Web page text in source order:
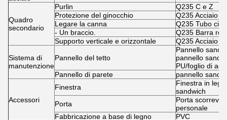
Quadro
secondario
Purlin
Q235 C e Z
Protezione del ginocchio
Q235 Acciaio
Legare la canna
Q235 Tubo
- Un braccio.
Q235 Barra
Supporto verticale e orizzontale
Q235 Acciaio
Sistema di
manutenzione
Pannello del tetto
Pannello
pannello
PU/foglio di
Pannello di parete
pannello
Accessori
Finestra
Finestra in
sandwich
Porta
Porta
personale
Fabbricazione a base di legno
PVC